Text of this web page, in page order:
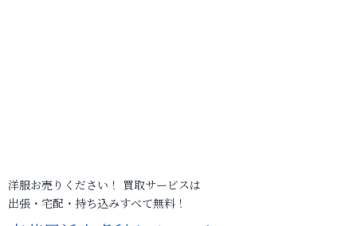
洋服お売りください！ 買取サービスは
出張・宅配・持ち込みすべて無料！